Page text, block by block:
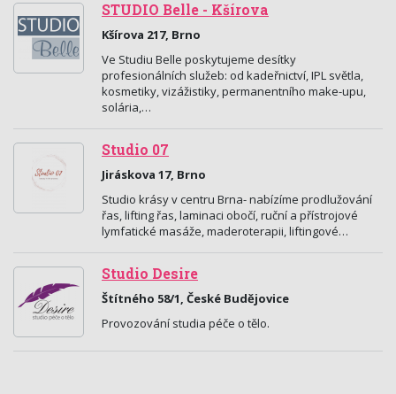
STUDIO Belle - Kšírova
Kšírova 217, Brno
Ve Studiu Belle poskytujeme desítky
profesionálních služeb: od kadeřnictví, IPL světla,
kosmetiky, vizážistiky, permanentního make-upu,
solária,…
Studio 07
Jiráskova 17, Brno
Studio krásy v centru Brna- nabízíme prodlužování
řas, lifting řas, laminaci obočí, ruční a přístrojové
lymfatické masáže, maderoterapii, liftingové…
Studio Desire
Štítného 58/1, České Budějovice
Provozování studia péče o tělo.